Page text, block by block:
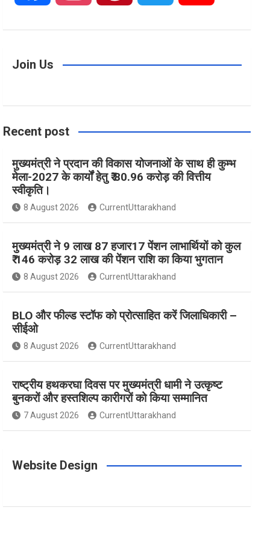
c
b
o
o
k
a
g
r
a
m
e
r
e
s
t
t
e
r
u
b
Join Us
Recent post
मुख्यमंत्री ने प्रदान की विकास योजनाओं के साथ ही कुम्भ
मेला-2027 के कार्यों हेतु ₹ 80.96 करोड़ की वित्तीय
स्वीकृति।
8 August 2026 CurrentUttarakhand
मुख्यमंत्री ने 9 लाख 87 हजार17 पेंशन लाभार्थियों को कुल
₹ 146 करोड़ 32 लाख की पेंशन राशि का किया भुगतान
8 August 2026 CurrentUttarakhand
BLO और फील्ड स्टॉफ को प्रोत्साहित करें जिलाधिकारी –
सीईओ
8 August 2026 CurrentUttarakhand
राष्ट्रीय हथकरघा दिवस पर मुख्यमंत्री धामी ने उत्कृष्ट
बुनकरों और हस्तशिल्प कारीगरों को किया सम्मानित
7 August 2026 CurrentUttarakhand
Website Design